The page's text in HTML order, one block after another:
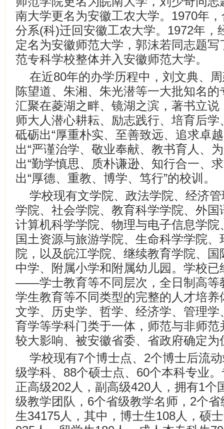
南大学更名为安徽工农大学。1970年
分系(科)迁回安徽工农大学。1972年，
定名为安徽师范大学，郭沫若同志题
范专科学校整体并入安徽师范大学。
在近80年的办学历程中，刘文典、
陈望道、朱湘、朱光潜等一大批知名
汇聚在菱湖之畔、镜湖之滨，著书立
师大人潜心耕耘、励志践行、培育后
砥砺出“厚重朴实、至善致远、追求卓
出“严谨治学、敬业奉献、教书育人、
出“勤学慎思、质朴谦逊、知行合一、
出“厚德、重教、博学、笃行”的校训。
学校现有文学院、政法学院、经济
学院、社会学院、教育科学学院、外
计算机科学学院、物理与电子信息学
国土资源与旅游学院、生命科学学院
院，以及皖江学院、继续教育学院、
中学、附属小学和附属幼儿园。学校
——学士教育等不同层次，全日制高等
学生教育等不同类型的完整的人才培
文学、历史学、哲学、经济学、管理
育学等学科门类于一体，师范与非师
较大影响、被安徽省委、省政府确定
学校现有7个博士点、2个博士后流
级学科、88个硕士点、60个本科专业
正高级202人，副高级420人，拥有1个
级教学团队，6个省级教学名师，2个
生34175人，其中，博士生108人，硕